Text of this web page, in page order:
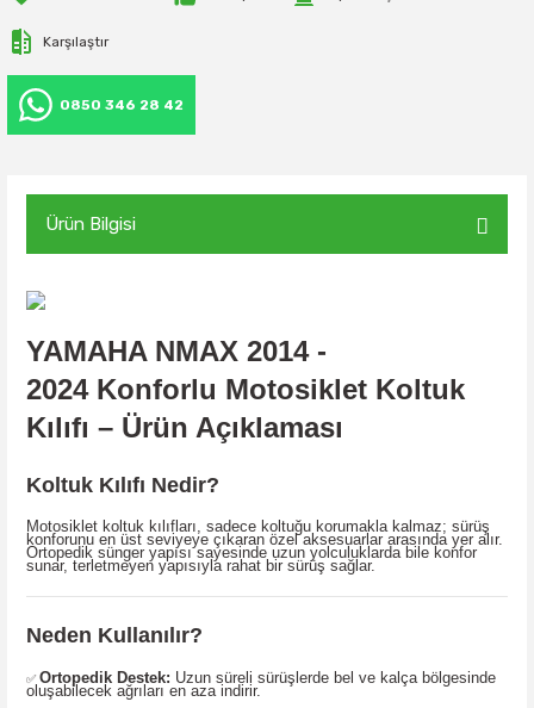
Karşılaştır
0850 346 28 42
Ürün Bilgisi
YAMAHA NMAX 2014 -
2024Konforlu Motosiklet Koltuk
Kılıfı – Ürün Açıklaması
Koltuk Kılıfı Nedir?
Motosiklet koltuk kılıfları, sadece koltuğu korumakla kalmaz; sürüş
konforunu en üst seviyeye çıkaran özel aksesuarlar arasında yer alır.
Ortopedik sünger yapısı sayesinde uzun yolculuklarda bile konfor
sunar, terletmeyen yapısıyla rahat bir sürüş sağlar.
Neden Kullanılır?
✅ Ortopedik Destek: Uzun süreli sürüşlerde bel ve kalça bölgesinde
oluşabilecek ağrıları en aza indirir.